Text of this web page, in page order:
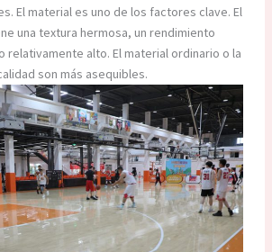
El material es uno de los factores clave. El
una textura hermosa, un rendimiento
relativamente alto. El material ordinario o la
son más asequibles.